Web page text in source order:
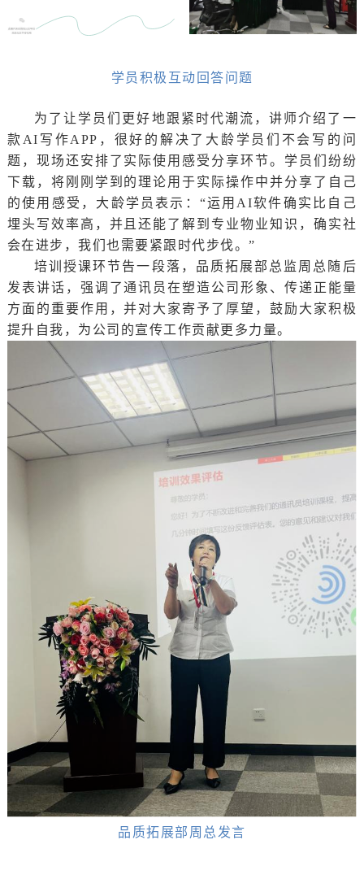
学员积极互动回答问题
为了让学员们更好地跟紧时代潮流，讲师介绍了一
款AI写作APP，很好的解决了大龄学员们不会写的问
题，现场还安排了实际使用感受分享环节。学员们纷纷
下载，将刚刚学到的理论用于实际操作中并分享了自己
的使用感受，大龄学员表示：“运用AI软件确实比自己
埋头写效率高，并且还能了解到专业物业知识，确实社
会在进步，我们也需要紧跟时代步伐。”
培训授课环节告一段落，品质拓展部总监周总随后
发表讲话，强调了通讯员在塑造公司形象、传递正能量
方面的重要作用，并对大家寄予了厚望，鼓励大家积极
提升自我，为公司的宣传工作贡献更多力量。
品质拓展部周总发言